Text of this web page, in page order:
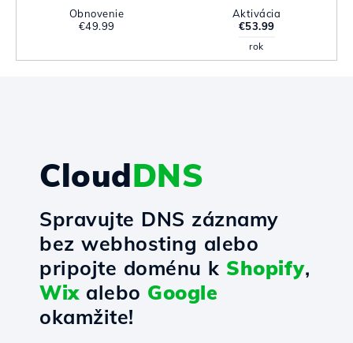
Obnovenie
€49.99
Aktivácia
€53.99
rok
CloudDNS
Spravujte DNS záznamy
bez webhosting alebo
pripojte doménu k Shopify,
Wixalebo Google
okamžite!